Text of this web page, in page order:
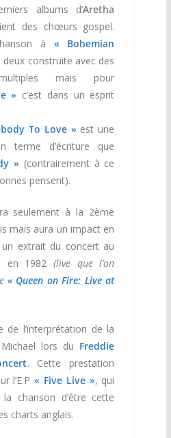
albums d’Aretha
des chœurs gospel.
à « Bohemian
construite avec des
mais pour
» c’est dans un esprit
To Love » est une
terme d’écriture que
» (contrairement à ce
pensent).
seulement à la 2ème
mais aura un impact en
extrait du concert au
en 1982 (live que l’on
« Queen on Fire: Live at
de l’interprétation de la
lors du Freddie
. Cette prestation
l’E.P« Five Live », qui
chanson d’être cette
charts anglais.